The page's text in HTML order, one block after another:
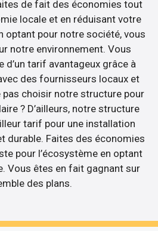
de fait des économies tout
locale et en réduisant votre
optant pour notre société, vous
notre environnement. Vous
d’un tarif avantageux grâce à
des fournisseurs locaux et
choisir notre structure pour
? D’ailleurs, notre structure
tarif pour une installation
durable. Faites des économies
pour l’écosystème en optant
Vous êtes en fait gagnant sur
des plans.